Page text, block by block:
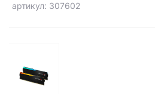
артикул: 307602